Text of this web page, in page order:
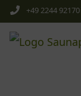
+49 2244 92170